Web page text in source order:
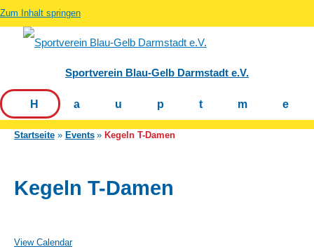
Zum Inhalt springen
Sportverein Blau-Gelb Darmstadt e.V.
Startseite Events Kegeln T-Damen
Kegeln T-Damen
View Calendar